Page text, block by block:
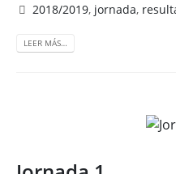
2018/2019, jornada,
LEER MÁS…